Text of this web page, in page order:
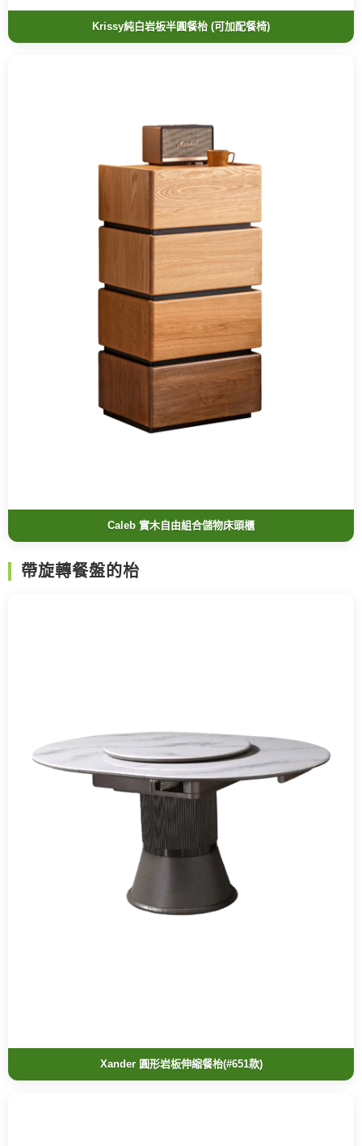
Krissy純白岩板半圓餐枱 (可加配餐椅)
Caleb 實木自由組合儲物床頭櫃
帶旋轉餐盤的枱
Xander 圓形岩板伸縮餐枱(#651款)